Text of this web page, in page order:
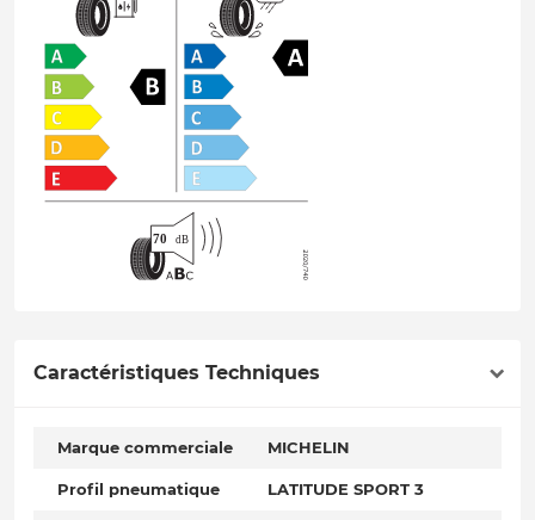
Caractéristiques Techniques
Marque commerciale MICHELIN
Profil pneumatique LATITUDE SPORT 3